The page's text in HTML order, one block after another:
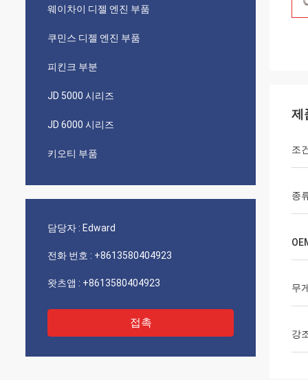
웨이차이 디젤 엔진 부품
쿠민스 디젤 엔진 부품
피킨크 부분
JD 5000 시리즈
JD 6000 시리즈
키오티 부품
담당자 : Edward
전화 번호 : +8613580404923
왓츠앱 : +8613580404923
접촉
제
조
종
무
강